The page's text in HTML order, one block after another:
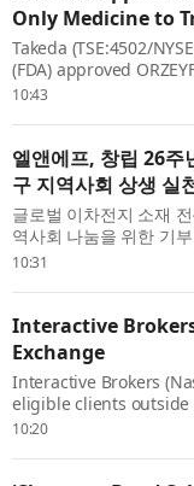
Only Medicine to
Takeda (TSE:4502/
(FDA) approved
the treatment of
10:43
엘앤에프, 창립 26주
구 지역사회 상생 실
글로벌 이차전지 소재
역사회 나눔을 위한 기
진행했다고 밝혔다. 이
10:31
Interactive
Exchange
Interactive Brokers
eligible clients
through the B3
10:20